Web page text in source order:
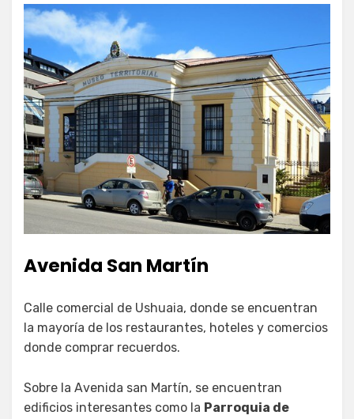
Avenida San Martín
Calle comercial de Ushuaia, donde se encuentran
la mayoría de los restaurantes, hoteles y comercios
donde comprar recuerdos.
Sobre la Avenida san Martín, se encuentran
edificios interesantes como la Parroquia de